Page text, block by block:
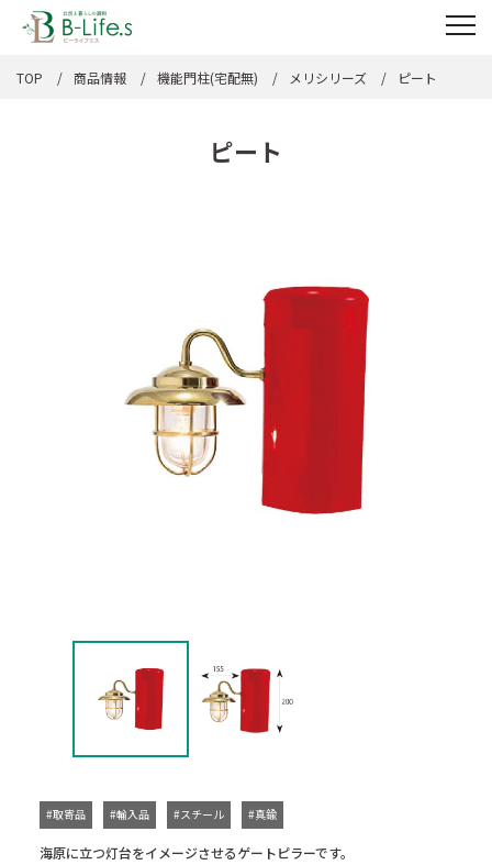
TOP 商品情報 機能門柱(宅配無) メリシリーズ ピート
ピート
海原に立つ灯台をイメージさせるゲートピラーです。
#取寄品 #輸入品 #スチール #真鍮